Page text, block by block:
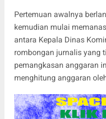
Pertemuan awalnya
kemudian mulai
antara Kepala Dinas
rombongan jurnalis yang
pemangkasan anggaran
menghitung anggaran